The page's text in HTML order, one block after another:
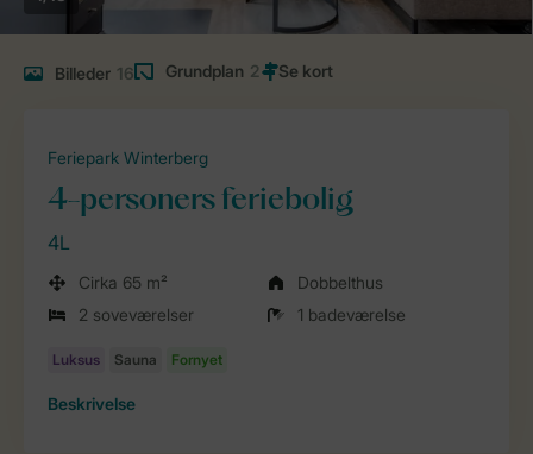
Billeder 16 Grundplan 2
Feriepark Winterberg
4-personers feriebolig
4L
Cirka 65 m²
Dobbelthus
2 soveværelser
1 badeværelse
Beskrivelse